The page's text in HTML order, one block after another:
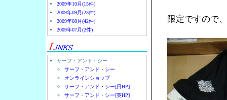
2009年10月(15件)
2009年09月(23件)
2009年08月(42件)
2009年07月(2件)
サーフ・アンド・シー
サーフ・アンド・シー
オンラインショップ
サーフ・アンド・シー[日HP]
サーフ・アンド・シー[英HP]
限定ですので